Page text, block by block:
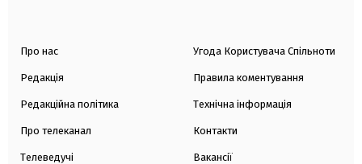
Про нас
Редакція
Редакційна політика
Про телеканал
Телеведучі
Угода Користувача Спільноти
Правила коментування
Технічна інформація
Контакти
Вакансії